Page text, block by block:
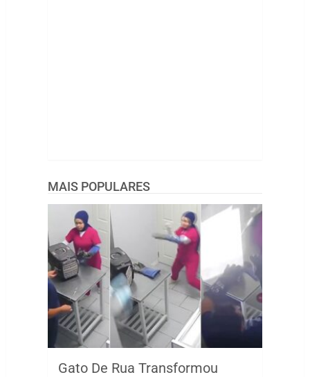
MAIS POPULARES
Gato De Rua Transformou